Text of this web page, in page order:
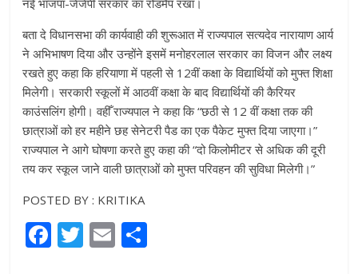
नई भाजपा-जेजेपी सरकार का रोडमैप रखा।
बता दे विधानसभा की कार्यवाही की शुरूआत में राज्यपाल सत्‍यदेव नारायाण आर्य
ने अभिभाषण दिया और उन्‍होंने इसमें मनोहरलाल सरकार का विजन और लक्ष्‍य
रखते हुए कहा कि हरियाणा में पहली से 12वीं कक्षा के विद्यार्थियों को मुफ्त शिक्षा
मिलेगी। सरकारी स्कूलों में आठवीं कक्षा के बाद विद्यार्थियों की कैरियर
काउंसलिंग होगी। वहीँ राज्‍यपाल ने कहा कि “छठी से 12 वीं कक्षा तक की
छात्राओं को हर महीने छह सेनेटरी पैड का एक पैकेट मुफ्त दिया जाएगा।”
राज्‍यपाल ने आगे घोषणा करते हुए कहा की “दो किलोमीटर से अधिक की दूरी
तय कर स्कूल जाने वाली छात्राओं को मुफ्त परिवहन की सुविधा मिलेगी।”
POSTED BY : KRITIKA
F
a
T
w
E
m